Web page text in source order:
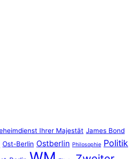
Ihrer Majestät James Bond
Ost-Berlin Ostberlin Philosophie Politik